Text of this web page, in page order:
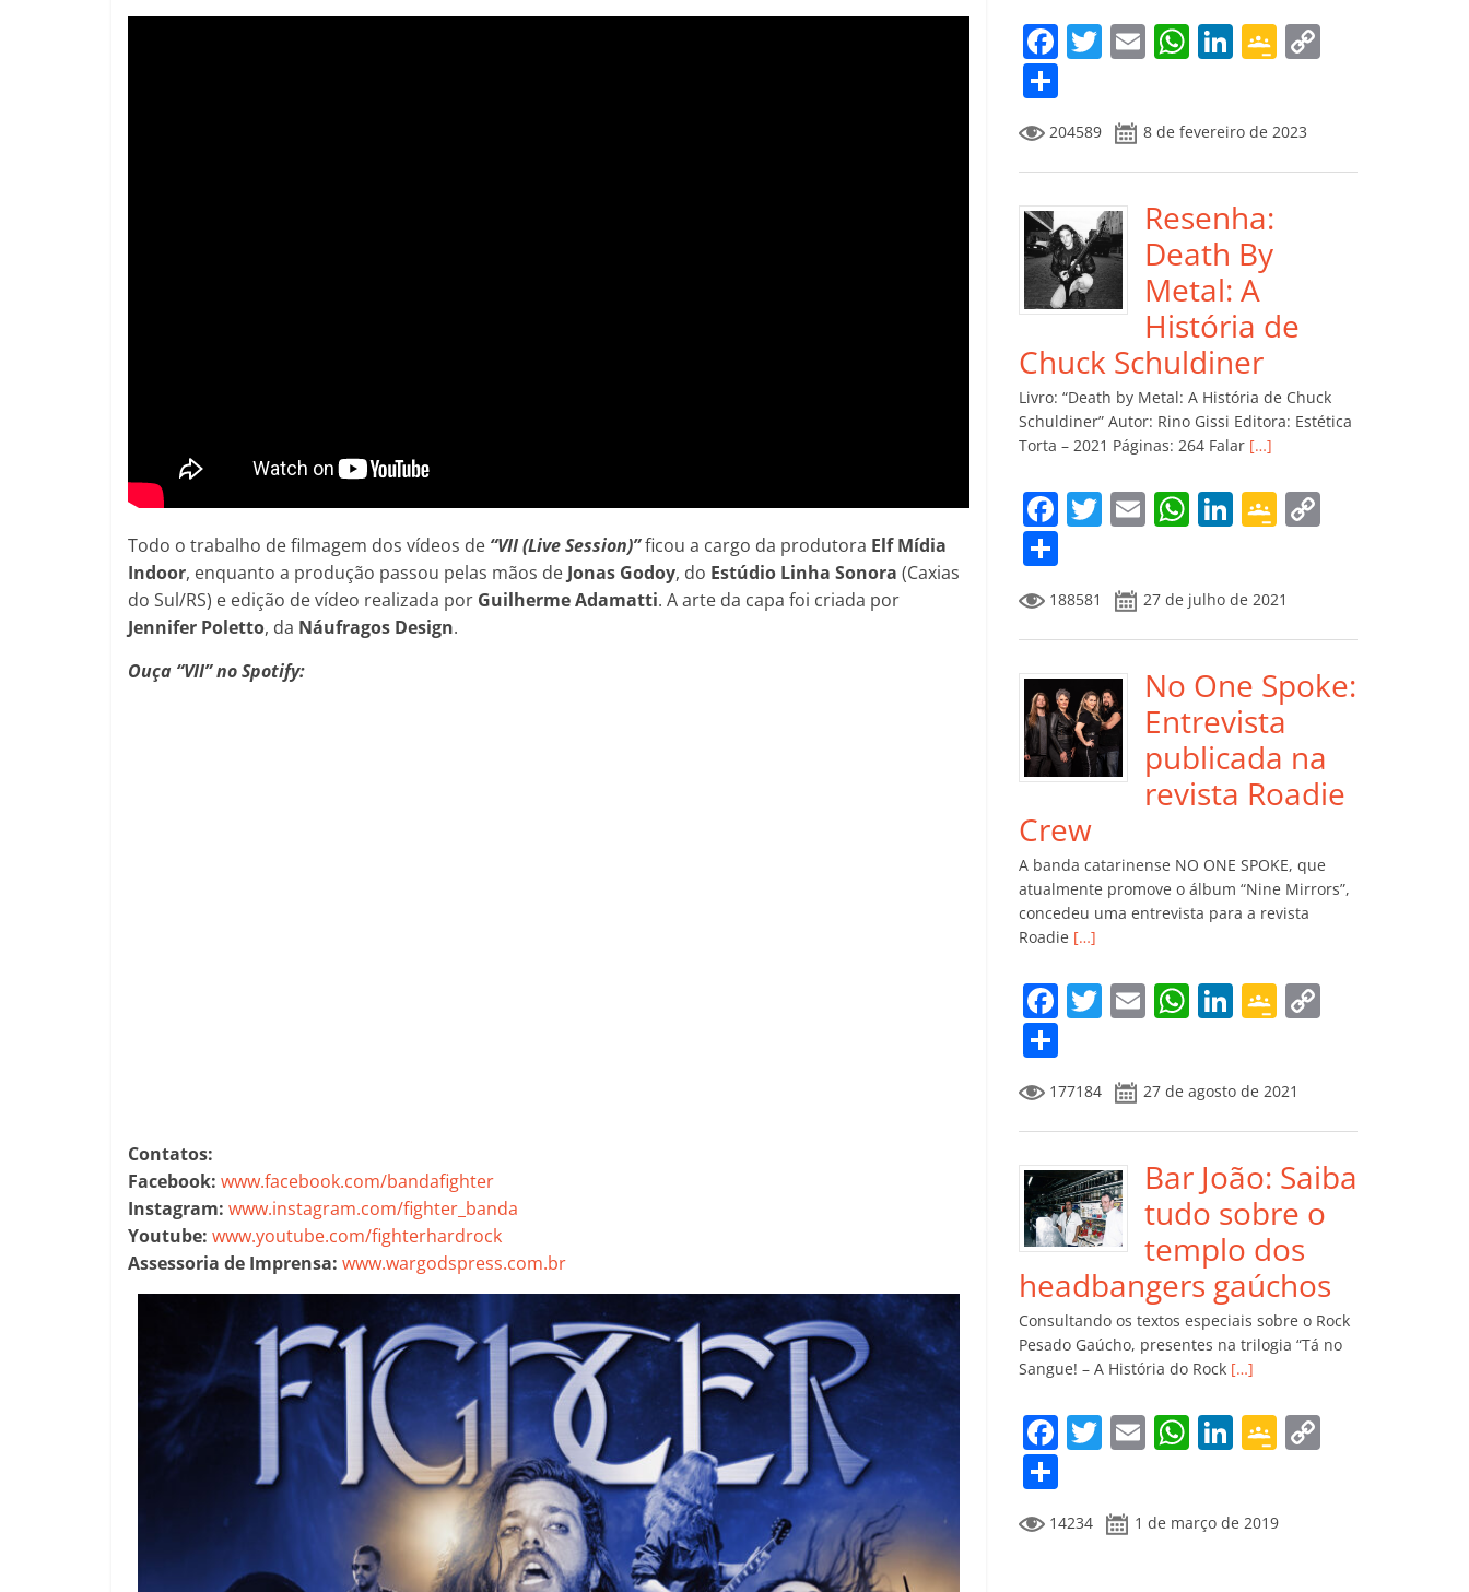
Todo o trabalho de filmagem dos vídeos de “VII (Live Session)”ficou a cargo da produtora Elf Mídia
Indoor, enquanto a produção passou pelas mãos de Jonas Godoy, do Estúdio Linha Sonora (Caxias
do Sul/RS) e edição de vídeo realizada por Guilherme Adamatti. A arte da capa foi criada por
Jennifer Poletto, da Náufragos Design.
Ouça “VII” no Spotify:
Contatos:
Facebook: www.facebook.com/bandafighter
Instagram: www.instagram.com/fighter_banda
Youtube: www.youtube.com/fighterhardrock
Assessoria de Imprensa: www.wargodspress.com.br
F
e
b
o
o
k
T
itt
er
E
l
W
s
A
p
p
Li
e
dI
n
G
gl
e
ro
m
Li
o
m
p
ar
til
h
ar
204589 8 de fevereiro de 2023
Resenha:
Death By
Metal: A
História de
Chuck Schuldiner
Livro: “Death by Metal: A História de Chuck
Schuldiner” Autor: Rino Gissi Editora: Estética
Torta – 2021 Páginas: 264 Falar […]
F
e
b
o
o
k
T
itt
er
E
l
W
s
A
p
p
Li
e
dI
n
G
gl
e
Cl
a
ss
ro
m
Li
n
o
m
p
ar
til
h
ar
188581 27 de julho de 2021
No One Spoke:
Entrevista
publicada na
revista Roadie
Crew
A banda catarinense NO ONE SPOKE, que
atualmente promove o álbum “Nine Mirrors”,
concedeu uma entrevista para a revista
Roadie […]
F
e
b
o
o
k
T
itt
er
E
l
W
s
A
p
p
Li
e
dI
n
G
gl
e
Cl
a
ss
ro
o
m
Li
n
k
o
m
p
ar
til
h
ar
177184 27 de agosto de 2021
Bar João: Saiba
tudo sobre o
templo dos
headbangers gaúchos
Consultando os textos especiais sobre o Rock
Pesado Gaúcho, presentes na trilogia “Tá no
Sangue! – A História do Rock […]
F
e
T
itt
er
E
l
W
s
Li
e
G
gl
o
m
14234 1 de março de 2019